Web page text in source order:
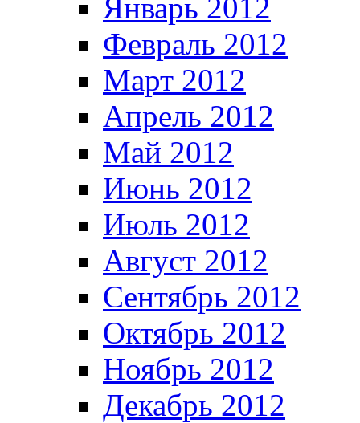
Январь 2012
Февраль 2012
Март 2012
Апрель 2012
Май 2012
Июнь 2012
Июль 2012
Август 2012
Сентябрь 2012
Октябрь 2012
Ноябрь 2012
Декабрь 2012